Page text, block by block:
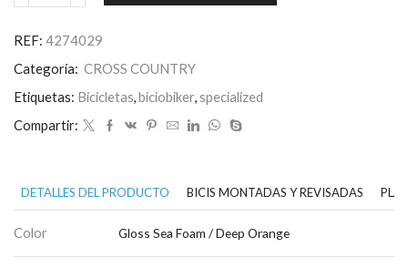
REF: 4274029
Categoría: CROSS COUNTRY
Etiquetas: Bicicletas biciobiker specialized
Compartir:
DETALLES DEL PRODUCTO BICIS MONTADAS Y REVISADAS
Color Gloss Sea Foam / Deep Orange